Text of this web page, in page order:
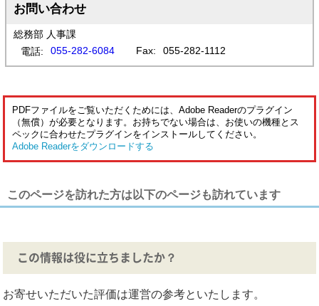
お問い合わせ
総務部 人事課
電話:
055-282-6084 Fax: 055-282-1112
PDFファイルをご覧いただくためには、Adobe Readerのプラグイン
（無償）が必要となります。お持ちでない場合は、お使いの機種とス
ペックに合わせたプラグインをインストールしてください。
Adobe Readerをダウンロードする
このページを訪れた方は以下のページも訪れています
この情報は役に立ちましたか？
お寄せいただいた評価は運営の参考といたします。